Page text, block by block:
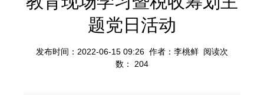
题党日活动
发布时间：2022-06-15 09:26 作者：李桃鲜 阅读次
数：
204